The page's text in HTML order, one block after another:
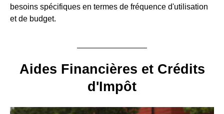
besoins spécifiques en termes de fréquence d'utilisation
et de budget.
Aides Financières et Crédits
d'Impôt